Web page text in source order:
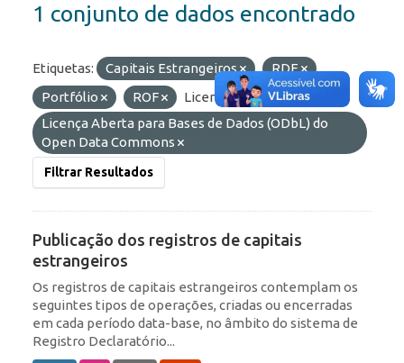
1 conjunto de dados encontrado
Etiquetas: Capitais Estrangeiros
RDE
Portfólio
ROF
Licenças:
Licença Aberta para Bases de Dados (ODbL) do
Open Data Commons
Filtrar Resultados
Publicação dos registros de capitais
estrangeiros
Os registros de capitais estrangeiros contemplam os
seguintes tipos de operações, criadas ou encerradas
em cada período data-base, no âmbito do sistema de
Registro Declaratório...